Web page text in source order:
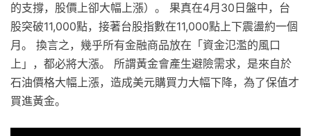
的支撐，股價上卻大幅上漲）。 果真在4月30日盤中，台
股突破11,000點，接著台股指數在11,000點上下震盪約一個
月。 換言之，幾乎所有金融商品放在「資金氾濫的風口
上」，都必將大漲。 所謂黃金會產生避險需求，是來自於
石油價格大幅上漲，造成美元購買力大幅下降，為了保值才
買進黃金。